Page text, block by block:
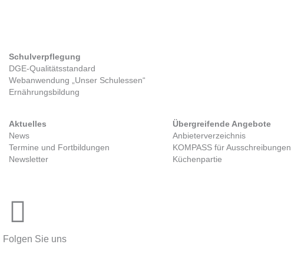
Schulverpflegung
DGE-Qualitätsstandard
Webanwendung „Unser Schulessen“
Ernährungsbildung
Aktuelles
News
Termine und Fortbildungen
Newsletter
Übergreifende Angebote
Anbieterverzeichnis
KOMPASS für Ausschreibungen
Küchenpartie
Folgen Sie uns